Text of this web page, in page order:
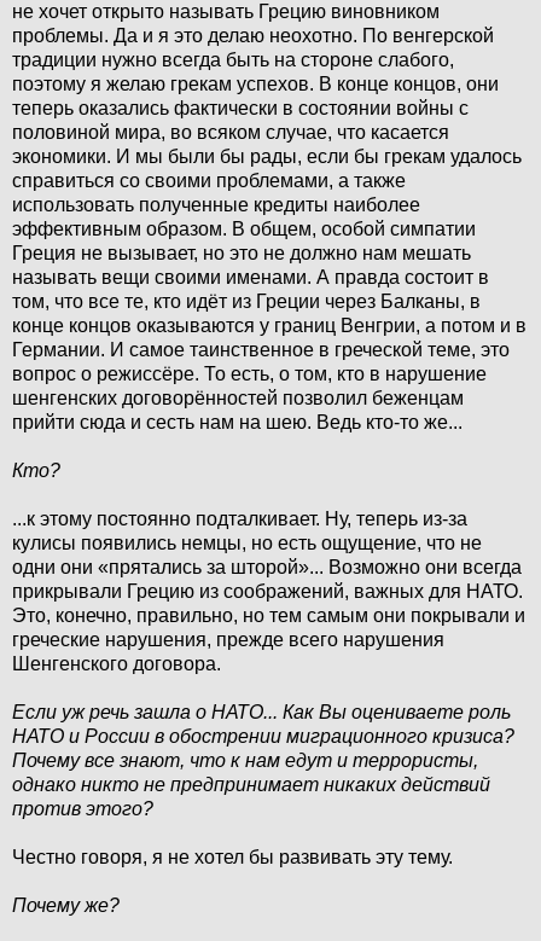
не хочет открыто называть Грецию виновником
проблемы. Да и я это делаю неохотно. По венгерской
традиции нужно всегда быть на стороне слабого,
поэтому я желаю грекам успехов. В конце концов, они
теперь оказались фактически в состоянии войны с
половиной мира, во всяком случае, что касается
экономики. И мы были бы рады, если бы грекам удалось
справиться со своими проблемами, а также
использовать полученные кредиты наиболее
эффективным образом. В общем, особой симпатии
Греция не вызывает, но это не должно нам мешать
называть вещи своими именами. А правда состоит в
том, что все те, кто идёт из Греции через Балканы, в
конце концов оказываются у границ Венгрии, а потом и в
Германии. И самое таинственное в греческой теме, это
вопрос о режиссёре. То есть, о том, кто в нарушение
шенгенских договорённостей позволил беженцам
прийти сюда и сесть нам на шею. Ведь кто-то же...
Кто?
...к этому постоянно подталкивает. Ну, теперь из-за
кулисы появились немцы, но есть ощущение, что не
одни они «прятались за шторой»... Возможно они всегда
прикрывали Грецию из соображений, важных для НАТО.
Это, конечно, правильно, но тем самым они покрывали и
греческие нарушения, прежде всего нарушения
Шенгенского договора.
Если уж речь зашла о НАТО... Как Вы оцениваете роль
НАТО и России в обострении миграционного кризиса?
Почему все знают, что к нам едут и террористы,
однако никто не предпринимает никаких действий
против этого?
Честно говоря, я не хотел бы развивать эту тему.
Почему же?